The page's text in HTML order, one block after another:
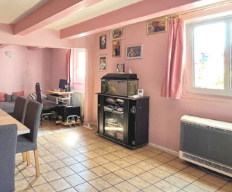
VOIR LE
BIEN